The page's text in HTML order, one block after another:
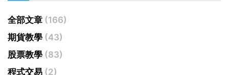
全部文章 (166)
期貨教學 (43)
股票教學 (83)
程式交易 (2)